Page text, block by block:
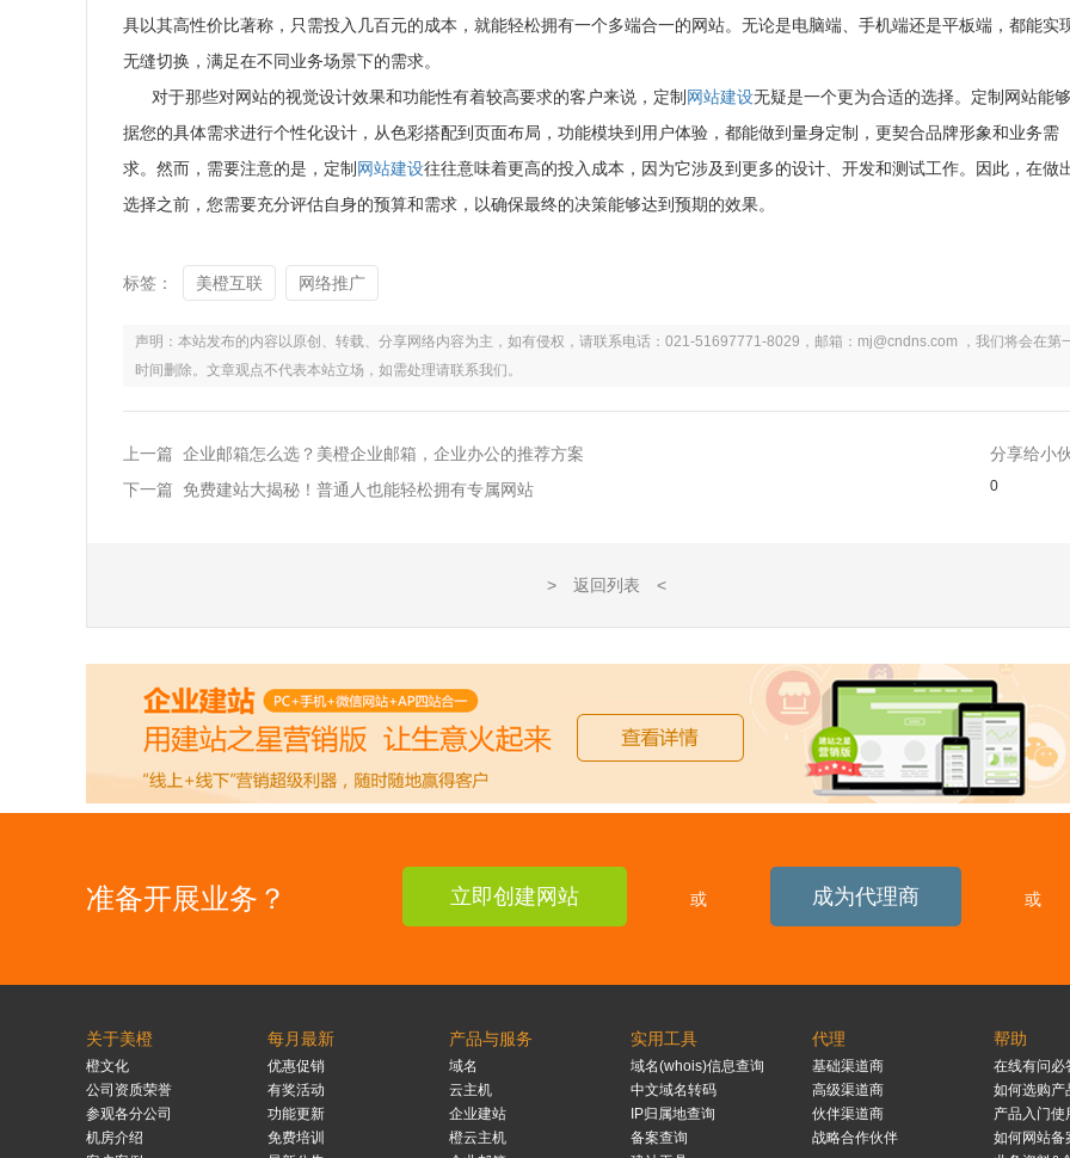
具以其高性价比著称，只需投入几百元的成本，就能轻松拥有一个多端合一的网站。无论是电脑端、手机端还是平板端，都能实
无缝切换，满足在不同业务场景下的需求。
对于那些对网站的视觉设计效果和功能性有着较高要求的客户来说，定制 网站建设无疑是一个更为合适的选择。定制网站能
据您的具体需求进行个性化设计，从色彩搭配到页面布局，功能模块到用户体验，都能做到量身定制，更契合品牌形象和业务需
求。然而，需要注意的是，定制 网站建设往往意味着更高的投入成本，因为它涉及到更多的设计、开发和测试工作。因此，在做
选择之前，您需要充分评估自身的预算和需求，以确保最终的决策能够达到预期的效果。
标签： 美橙互联 网络推广
声明：本站发布的内容以原创、转载、分享网络内容为主，如有侵权，请联系电话：021-51697771-8029，邮箱：mj@cndns.com ，我们将会在第
时间删除。文章观点不代表本站立场，如需处理请联系我们。
上一篇 企业邮箱怎么选？美橙企业邮箱，企业办公的推荐方案
下一篇 免费建站大揭秘！普通人也能轻松拥有专属网站
分享给小
0
> 返回列表 <
准备开展业务？ 立即创建网站 或 成为代理商 或
关于美橙
橙文化
公司资质荣誉
参观各分公司
机房介绍
每月最新
优惠促销
有奖活动
功能更新
免费培训
产品与服务
域名
云主机
企业建站
橙云主机
实用工具
域名(whois)信息查询
中文域名转码
IP归属地查询
备案查询
代理
基础渠道商
高级渠道商
伙伴渠道商
战略合作伙伴
帮助
在线有问必
如何选购产
产品入门使
如何网站备